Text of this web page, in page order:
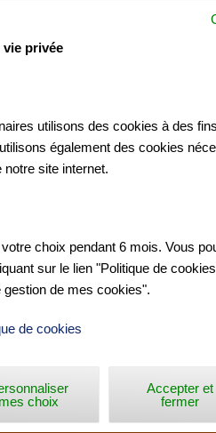
vie privée
utilisons des cookies à des
également des cookies
site internet.
choix pendant 6 mois. Vous
sur le lien "Politique de
gestion de mes cookies".
de cookies
mes choix
Accepter et
fermer